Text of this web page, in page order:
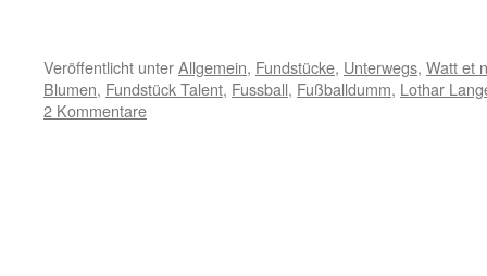
Veröffentlicht unterAllgemein, Fundstücke, Unterwegs, Watt et
Blumen, Fundstück Talent, Fussball, Fußballdumm, Lothar
2 Kommentare